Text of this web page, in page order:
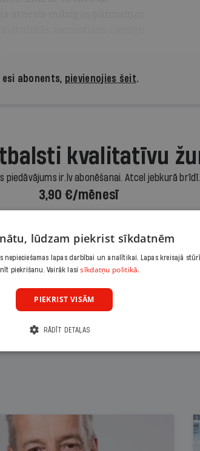
esi abonents, pievienojies šeit.
kvalitatīvu
piedāvājums ir.lv abonēšanai. Atcel jebkurā brīdī.
3,90 €/mēnesī
Citas abonēšanas iespējas meklē šeit
lūdzam piekrist sīkdatnēm
nepieciešamas lapas darbībai un analītikai. Lapas kreisajā
piekrišanu. Vairāk lasisīkdatņu politikā.
PIEKRIST VISĀM
RĀDĪT DETAĻAS